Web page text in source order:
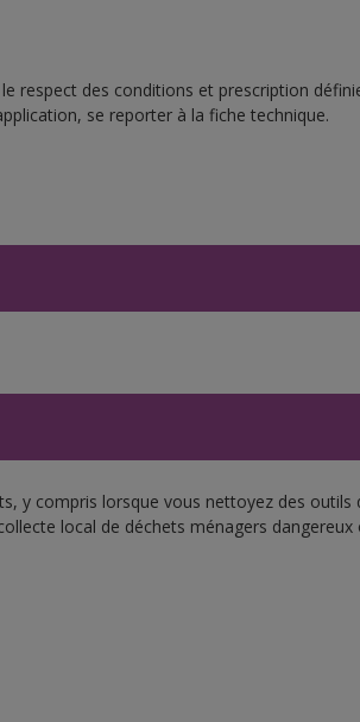
respect des conditions et prescription
se reporter à la fiche technique.
y compris lorsque vous nettoyez des outils
local de déchets ménagers